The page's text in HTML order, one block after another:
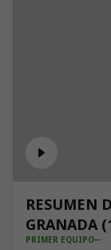
RESUMEN
GRANADA
PRIMER EQUIPO